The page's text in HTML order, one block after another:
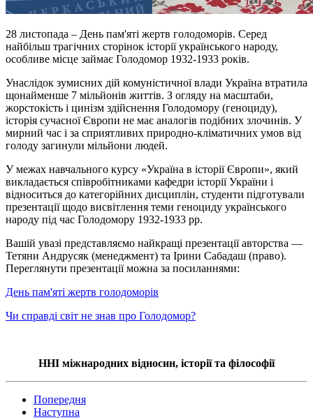
28 листопада – День пам'яті жертв голодоморів. Серед
найбільш трагічних сторінок історії українського народу,
особливе місце займає Голодомор 1932-1933 років.
Унаслідок зумисних дій комуністичної влади Україна втратила
щонайменше 7 мільйонів життів. З огляду на масштаби,
жорстокість і цинізм здійснення Голодомору (геноциду),
історія сучасної Європи не має аналогів подібних злочинів. У
мирний час і за сприятливих природно-кліматичних умов від
голоду загинули мільйони людей.
У межах навчального курсу «Україна в історії Європи», який
викладається співробітниками кафедри історії України і
відноситься до категорійних дисциплін, студенти підготували
презентації щодо висвітлення теми геноциду українського
народу під час Голодомору 1932-1933 рр.
Вашій увазі представляємо найкращі презентації авторства —
Тетяни Андрусяк (менеджмент) та Ірини Сабадаш (право).
Переглянути презентації можна за посиланнями:
День пам'яті жертв голодоморів
Чи справді світ не знав про Голодомор?
ННІ міжнародних відносин, історії та філософії
Попередня
Наступна